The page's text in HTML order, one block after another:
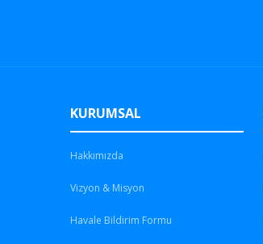
KURUMSAL
Hakkımızda
Vizyon & Misyon
Havale Bildirim Formu